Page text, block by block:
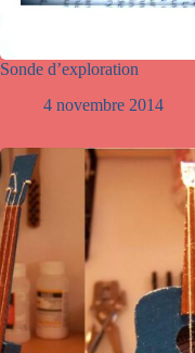
Sonde d’exploration
4 novembre 2014